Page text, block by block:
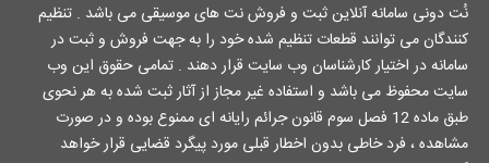
نُت دونی سامانه آنلاین ثبت و فروش نت های موسیقی می باشد . تنظیم
کنندگان می توانند قطعات تنظیم شده خود را به جهت فروش و ثبت در
سامانه در اختیار کارشناسان وب سایت قرار دهند . تمامی حقوق این وب
سایت محفوظ می باشد و استفاده غیر مجاز از آثار ثبت شده به هر نحوی
طبق ماده 12 فصل سوم قانون جرائم رایانه ای ممنوع بوده و در صورت
مشاهده ، فرد خاطی بدون اخطار قبلی مورد پیگرد قضایی قرار خواهد